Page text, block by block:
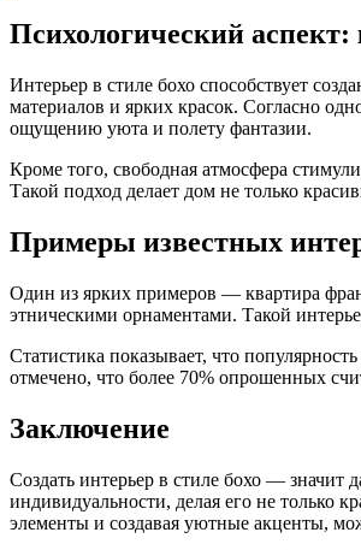
Психологический аспект:
Интерьер в стиле бохо способствует
материалов и ярких красок. Согласно
ощущению уюта и полету фантазии.
Кроме того, свободная атмосфера
Такой подход делает дом не только
Примеры известных
Один из ярких примеров — квартира
этническими орнаментами. Такой
Статистика показывает, что
отмечено, что более 70% опрошенных
Заключение
Создать интерьер в стиле бохо — значит
индивидуальности, делая его не только
элементы и создавая уютные акценты,